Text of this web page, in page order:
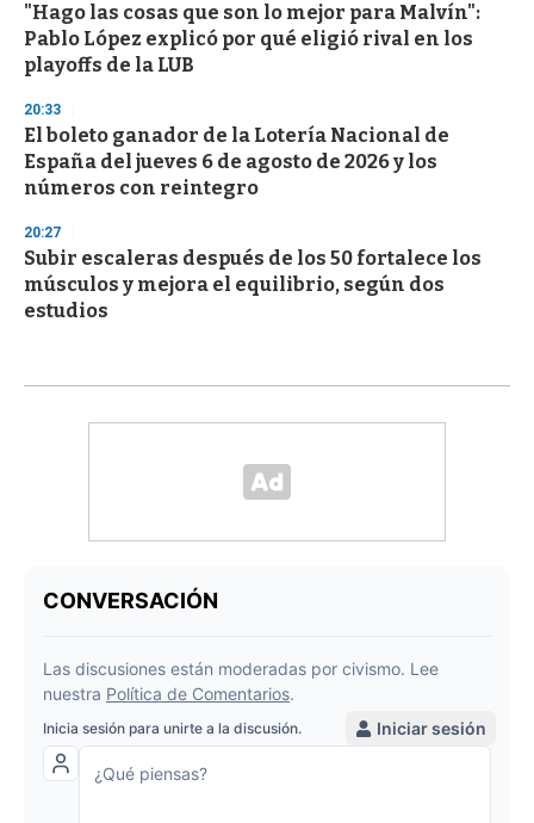
"Hago las cosas que son lo mejor para Malvín":
Pablo López explicó por qué eligió rival en los
playoffs de la LUB
20:33
El boleto ganador de la Lotería Nacional de
España del jueves 6 de agosto de 2026 y los
números con reintegro
20:27
Subir escaleras después de los 50 fortalece los
músculos y mejora el equilibrio, según dos
estudios